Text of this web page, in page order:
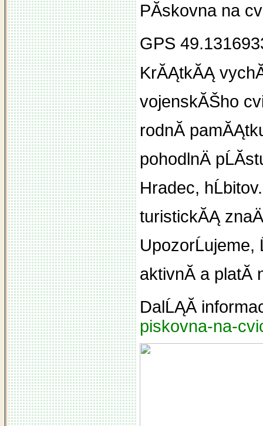
PĂ­skovna na
GPS
KrĂĄtkĂĄ
vojenskĂŠho
rodnĂ­
pohodlnÄ
Hradec,
turistickĂĄ
UpozorĹujeme,
aktivnĂ­ a platĂ­
DalĹĄĂ­
piskovna-na-